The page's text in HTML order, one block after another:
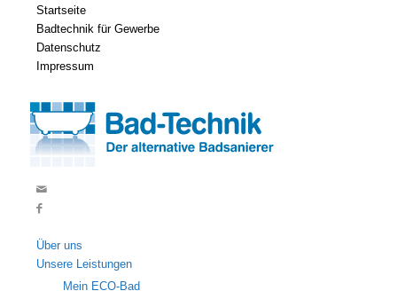
Startseite
Badtechnik für Gewerbe
Datenschutz
Impressum
Über uns
Unsere Leistungen
Mein ECO-Bad